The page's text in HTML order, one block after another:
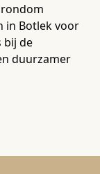
in Botlek voor
bij de
duurzamer